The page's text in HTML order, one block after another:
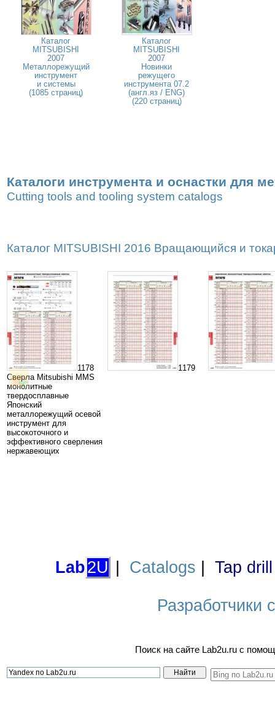
Каталог
MITSUBISHI
2007
Металлорежущий
инструмент
и системы
(1085 страниц)
Каталог
MITSUBISHI
2007
Новинки
режущего
инструмента 07.2
(англ.яз / ENG)
(220 страниц)
Каталоги инструмента и оснастки для
Cutting tools and tooling system catalogs
Каталог MITSUBISHI 2016 Вращающийся и
1178
Сверла Mitsubishi MMS
монолитные
твердосплавные
Японский
металлорежущий осевой
инструмент для
высокоточного и
эффективного сверления
нержавеющих
1179
Lab2U Catalogs Tap
Разработчики
Поиск на сайте Lab2u.ru с